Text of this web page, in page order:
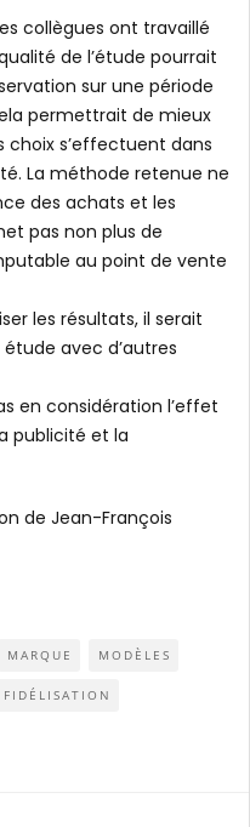
collègues ont travaillé
de l’étude pourrait
sur une période
permettrait de mieux
s’effectuent dans
La méthode retenue ne
des achats et les
pas non plus de
au point de vente
les résultats, il serait
avec d’autres
en considération l’effet
publicité et la
de Jean-François
MARQUE MODÈLES